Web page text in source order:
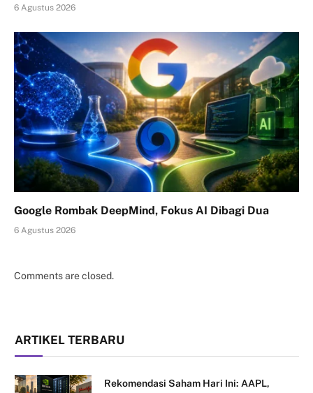
6 Agustus 2026
Google Rombak DeepMind, Fokus AI Dibagi Dua
6 Agustus 2026
Comments are closed.
ARTIKEL TERBARU
Rekomendasi Saham Hari Ini: AAPL,